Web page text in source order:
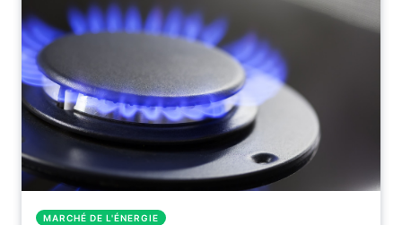
MARCHÉ DE L'ÉNERGIE